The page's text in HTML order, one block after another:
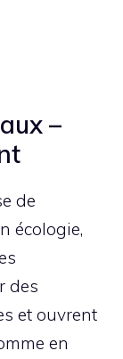
–
de
écologie,
des
et ouvrent
en